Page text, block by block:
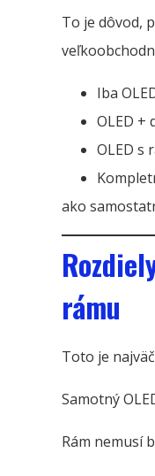
To je dôvod,
Iba
OLED +
OLED s
ako
rámu
Toto je
Samotný
Rám nemusí